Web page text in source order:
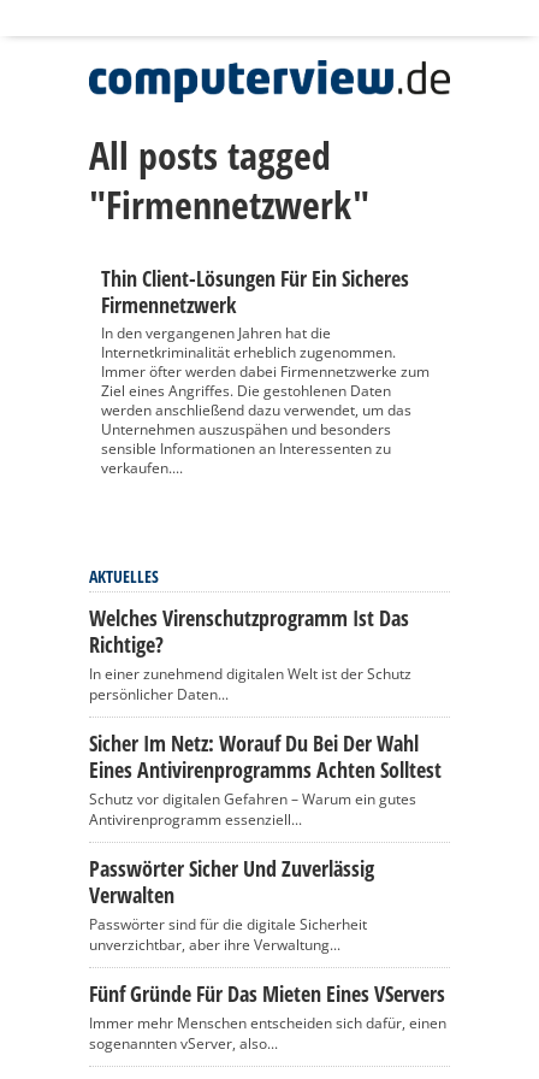
All posts tagged
"Firmennetzwerk"
Thin Client-Lösungen Für Ein Sicheres
Firmennetzwerk
In den vergangenen Jahren hat die
Internetkriminalität erheblich zugenommen.
Immer öfter werden dabei Firmennetzwerke zum
Ziel eines Angriffes. Die gestohlenen Daten
werden anschließend dazu verwendet, um das
Unternehmen auszuspähen und besonders
sensible Informationen an Interessenten zu
verkaufen....
AKTUELLES
Welches Virenschutzprogramm Ist Das
Richtige?
In einer zunehmend digitalen Welt ist der Schutz
persönlicher Daten...
Sicher Im Netz: Worauf Du Bei Der Wahl
Eines Antivirenprogramms Achten Solltest
Schutz vor digitalen Gefahren – Warum ein gutes
Antivirenprogramm essenziell...
Passwörter Sicher Und Zuverlässig
Verwalten
Passwörter sind für die digitale Sicherheit
unverzichtbar, aber ihre Verwaltung...
Fünf Gründe Für Das Mieten Eines VServers
Immer mehr Menschen entscheiden sich dafür, einen
sogenannten vServer, also...